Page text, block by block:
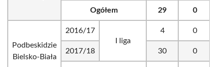
Ogółem 29 0
Podbeskidzie
Bielsko-Biała
2016/17
I liga
4 0
2017/18 30 0